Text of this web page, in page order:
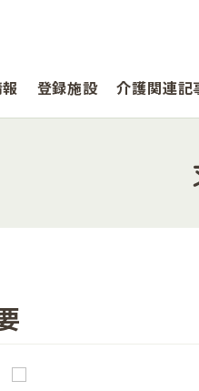
登録施設 介護関連記